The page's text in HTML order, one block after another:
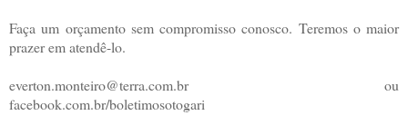
Faça um orçamento sem compromisso conosco. Teremos o maior
prazer em atendê-lo.
everton.monteiro@terra.com.br ou
facebook.com.br/boletimosotogari